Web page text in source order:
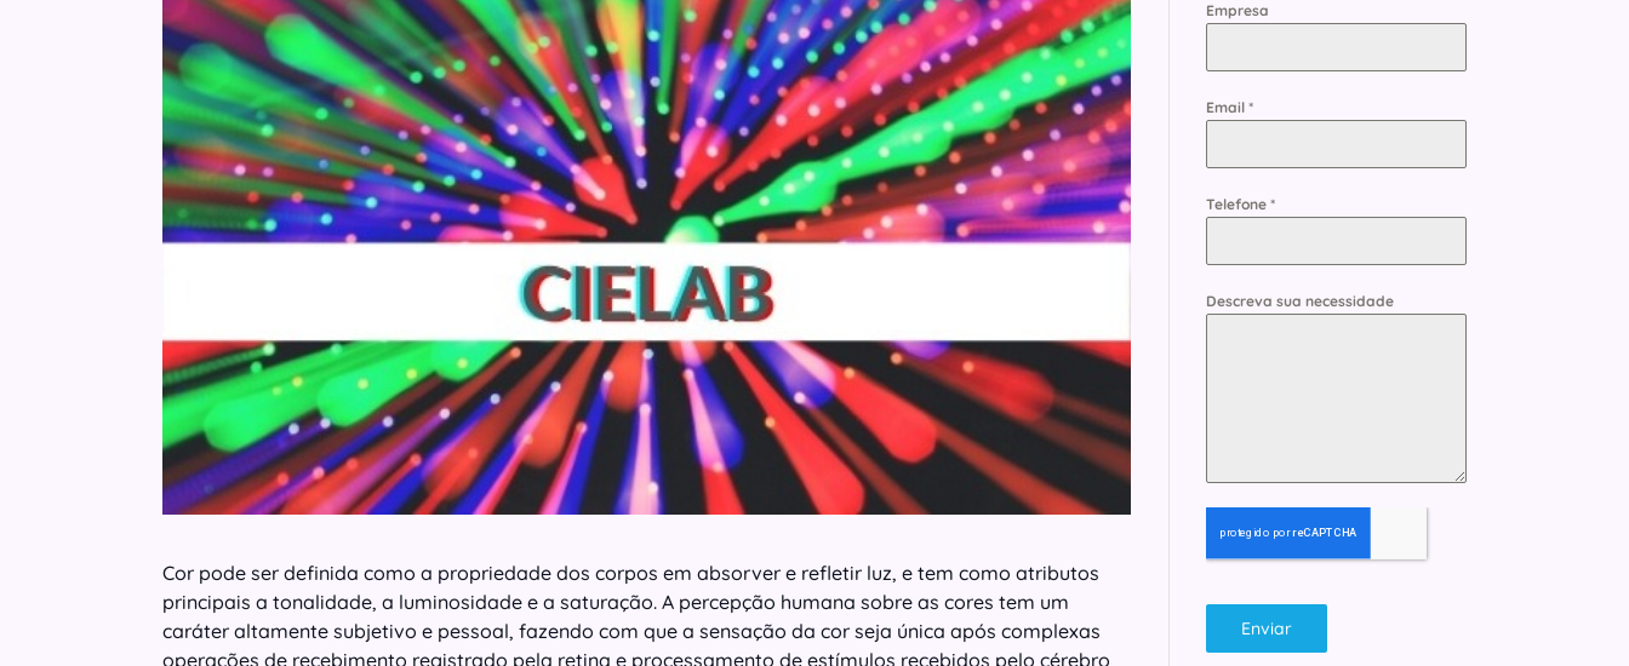
Cor pode ser definida como a propriedade dos corpos em absorver e refletir luz, e tem como atributos
principais a tonalidade, a luminosidade e a saturação. A percepção humana sobre as cores tem um
caráter altamente subjetivo e pessoal, fazendo com que a sensação da cor seja única após complexas
operações de recebimento registrado pela retina e processamento de estímulos recebidos pelo cérebro
Empresa
Email *
Telefone *
Descreva sua necessidade
Enviar